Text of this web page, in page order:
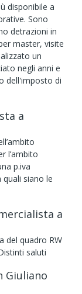
disponibile a
Sono
detrazioni in
master, visite
un
negli anni e
dell'imposto di
a
l’ambito
p.iva
quali siano le
a
del quadro RW
saluti
Giuliano